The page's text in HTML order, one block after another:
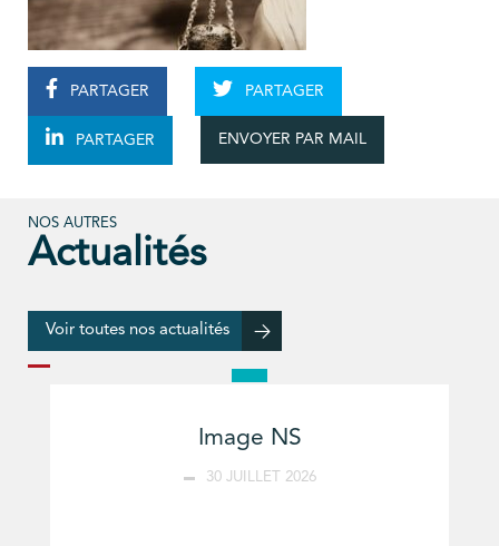
PARTAGER PARTAGER
PARTAGER ENVOYER PAR MAIL
NOS AUTRES
Actualités
Voir toutes nos actualités
Image NS
30 JUILLET 2026